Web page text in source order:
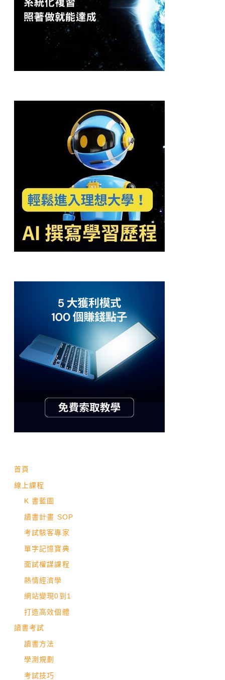
首頁
線上課程
K 書藍圖
讀書計畫 SOP
考試駭客專家
單字記憶寶典
面試權謀課程
熱情經濟學
網站變現0到1
打造高效個體
讀書考試
讀書方法
學測規劃
考試技巧